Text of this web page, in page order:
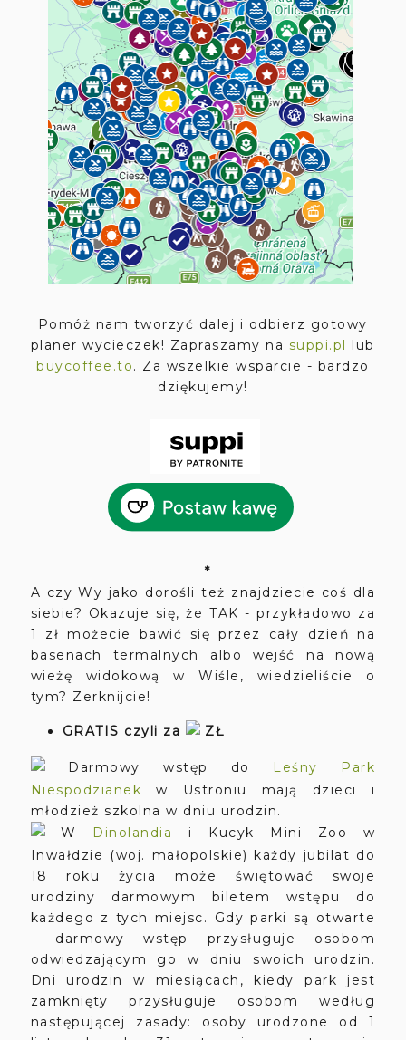
Pomóż nam tworzyć dalej i odbierz gotowy
planer wycieczek! Zapraszamy na suppi.pl lub
buycoffee.to. Za wszelkie wsparcie - bardzo
dziękujemy!
*
A czy Wy jako dorośli też znajdziecie coś dla
siebie? Okazuje się, że TAK - przykładowo za
1 zł możecie bawić się przez cały dzień na
basenach termalnych albo wejść na nową
wieżę widokową w Wiśle, wiedzieliście o
tym? Zerknijcie!
GRATIS czyli za ZŁ
Darmowy wstęp do Leśny Park
Niespodzianek w Ustroniu mają dzieci i
młodzież szkolna w dniu urodzin.
W Dinolandia
i Kucyk Mini Zoo w
Inwałdzie (woj. małopolskie) każdy jubilat do
18 roku życia może świętować swoje
urodziny darmowym biletem wstępu do
każdego z tych miejsc. Gdy parki są otwarte
- darmowy wstęp przysługuje osobom
odwiedzającym go w dniu swoich urodzin.
Dni urodzin w miesiącach, kiedy park jest
zamknięty przysługuje osobom według
następującej zasady: osoby urodzone od 1